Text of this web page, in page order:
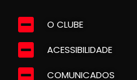
O CLUBE
ACESSIBILIDADE
COMUNICADOS